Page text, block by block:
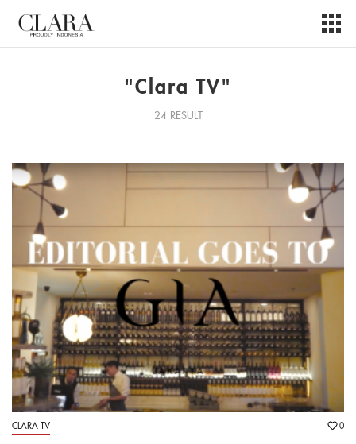
"Clara TV"
24 RESULT
CLARA TV 0